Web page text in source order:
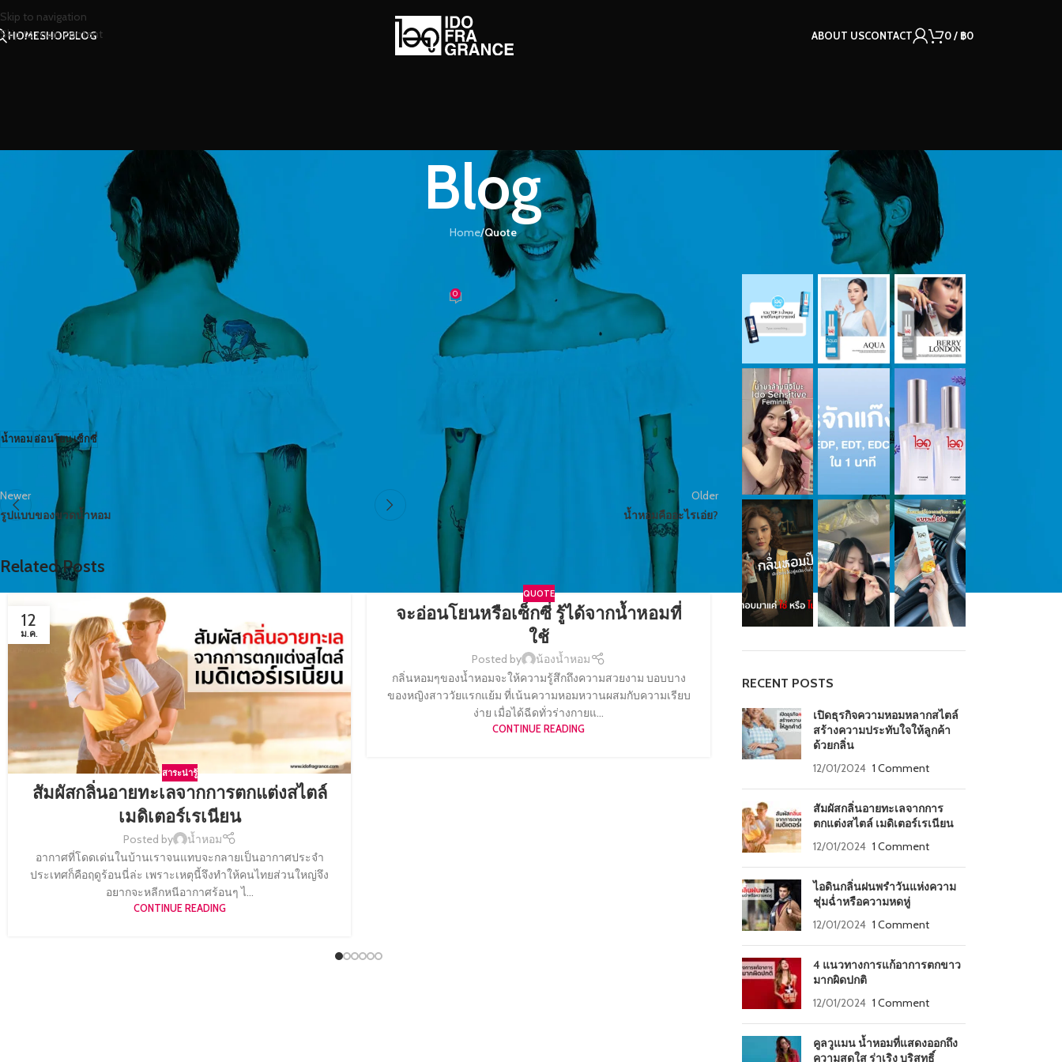
Skip to navigation
Skip to main content
HOMESHOPBLOG ABOUT USCONTACT 0/ ฿0
Blog
Home/Quote
จะอ่อนโยนหรือเซ็กซี่ รู้ได้จากน้ำหอมที่ใช้
0
จะอ่อนโยน
หรือเซ็กซี่
น้ำหอม อ่อนโยนเซ็กซี่
Newer
รูปแบบของขวดน้ำหอม
Older
น้ำหอมคืออะไรเอ่ย?
Related Posts
12
ม.ค.
สาระน่ารู้
สัมผัสกลิ่นอายทะเลจากการตกแต่งสไตล์
เมดิเตอร์เรเนียน
Posted by
น้ำหอม
อากาศที่โดดเด่นในบ้านเราจนแทบจะกลายเป็นอากาศประจำ
ประเทศก็คือฤดูร้อนนี่ล่ะ เพราะเหตุนี้จึงทำให้คนไทยส่วนใหญ่จึง
อยากจะหลีกหนีอากาศร้อนๆ ไ...
CONTINUE READING
QUOTE
จะอ่อนโยนหรือเซ็กซี่ รู้ได้จากน้ำหอมที่
ใช้
Posted by
น้องน้ำหอม
กลิ่นหอมๆของน้ำหอมจะให้ความรู้สึกถึงความสวยงาม บอบบาง
ของหญิงสาววัยแรกแย้ม ที่เน้นความหอมหวานผสมกับความเรียบ
ง่าย เมื่อได้ฉีดทั่วร่างกายแ...
CONTINUE READING
QUOTE
จะอ่อนโยนหรือเซ็กซี่ รู้ได้จากน้ำหอมที่
น้ำหอมที่ทำให้คุณได้สัมผัสกับความหอม ที่ให้ความสดชื่นตลอด
พร้อมกับขวดที่ดีไซน์ แล...
CONTINUE READING
OUR INSTAGRAM
RECENT POSTS
เปิดธุรกิจความหอมหลากสไตล์
สร้างความประทับใจให้ลูกค้า
ด้วยกลิ่น
12/01/2024 1 Comment
สัมผัสกลิ่นอายทะเลจากการ
ตกแต่งสไตล์ เมดิเตอร์เรเนียน
12/01/2024 1 Comment
ไอดินกลิ่นฝนพรำวันแห่งความ
ชุ่มฉ่ำหรือความหดหู่
12/01/2024 1 Comment
4 แนวทางการแก้อาการตกขาว
มากผิดปกติ
12/01/2024 1 Comment
คูลวูแมน น้ำหอมที่แสดงออกถึง
ความสดใส ร่าเริง บริสุทธิ์